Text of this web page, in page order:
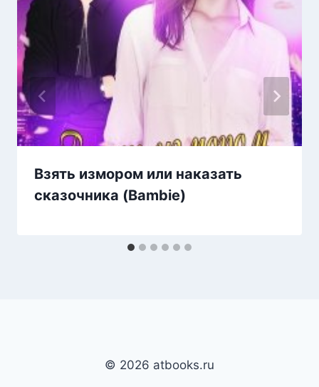
Взять измором или наказать
сказочника (Bambie)
© 2026 atbooks.ru